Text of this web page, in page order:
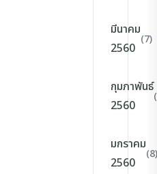
มีนาคม
2560
(7)
กุมภาพันธ์
2560
มกราคม
2560
(8)